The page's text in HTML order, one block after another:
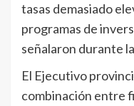
tasas demasiado
programas de
señalaron durante
El Ejecutivo
combinación entre